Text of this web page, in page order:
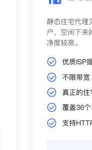
静态住宅代理
户，空闲下来
净度较高。
优质ISP
不限带宽
真正的住
覆盖36
支持